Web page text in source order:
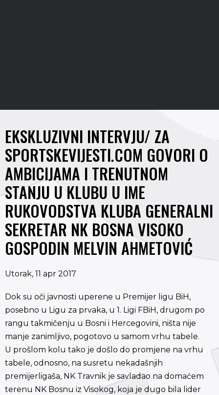
EKSKLUZIVNI INTERVJU/ ZA
SPORTSKEVIJESTI.COM GOVORI O
AMBICIJAMA I TRENUTNOM
STANJU U KLUBU U IME
RUKOVODSTVA KLUBA GENERALNI
SEKRETAR NK BOSNA VISOKO
GOSPODIN MELVIN AHMETOVIĆ
Utorak, 11 apr 2017
Dok su oči javnosti uperene u Premijer ligu BiH,
posebno u Ligu za prvaka, u 1. Ligi FBiH, drugom po
rangu takmičenju u Bosni i Hercegovini, ništa nije
manje zanimljivo, pogotovo u samom vrhu tabele.
U prošlom kolu tako je došlo do promjene na vrhu
tabele, odnosno, na susretu nekadašnjih
premijerligaša, NK Travnik je savladao na domaćem
terenu NK Bosnu iz Visokog, koja je dugo bila lider